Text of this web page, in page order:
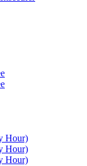
Hour)
Hour)
Hour)